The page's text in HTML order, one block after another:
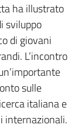
ha illustrato
sviluppo
di giovani
L’incontro
sulle
italiana e
internazionali.